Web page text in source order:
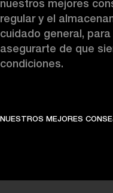
nuestros mejores
regular y el
cuidado general,
asegurarte de que
condiciones.
NUESTROS MEJORES